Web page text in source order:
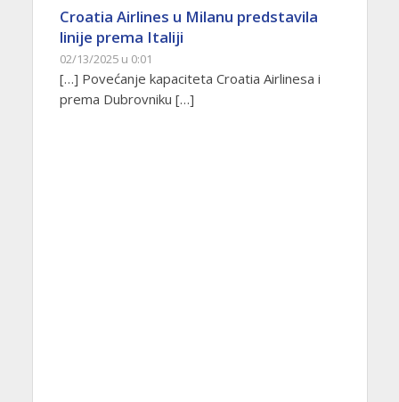
Croatia Airlines u Milanu predstavila
linije prema Italiji
02/13/2025 u 0:01
[…] Povećanje kapaciteta Croatia Airlinesa i
prema Dubrovniku […]